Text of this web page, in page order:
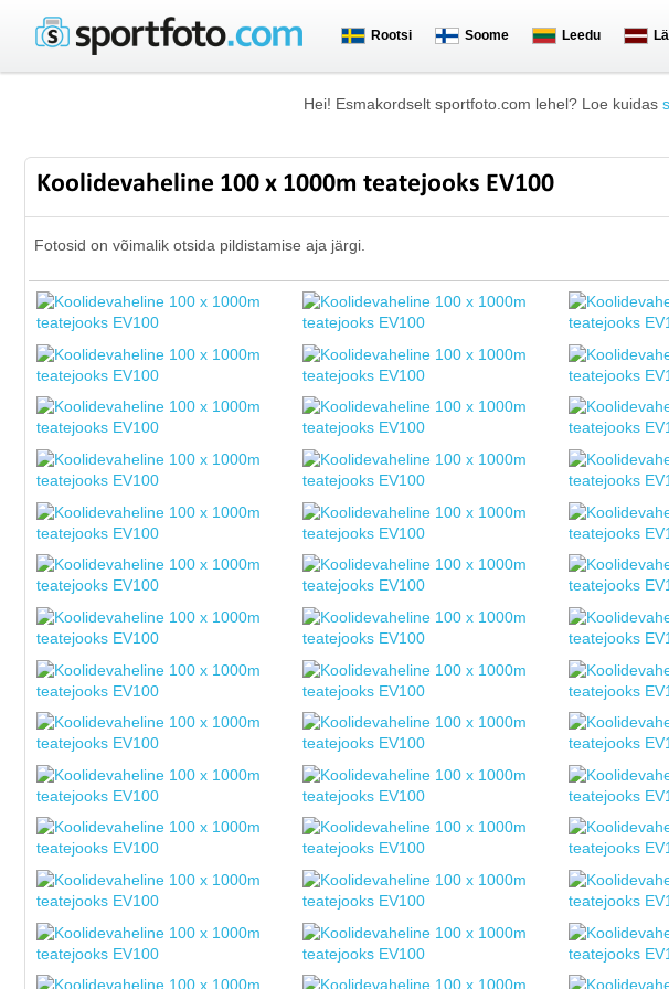
Rootsi Soome Leedu
Hei! Esmakordselt sportfoto.com lehel? Loe kuidas
Koolidevaheline 100 x 1000m teatejooks EV100
Fotosid on võimalik otsida pildistamise aja järgi.